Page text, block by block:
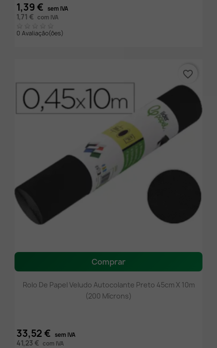
1,39 € sem IVA
1,71 € com IVA
0 Avaliação(ões)
Comprar
Rolo De Papel Veludo Autocolante Preto 45cm X 10m
(200 Mícrons)
33,52 € sem IVA
41,23 € com IVA
favorite_border